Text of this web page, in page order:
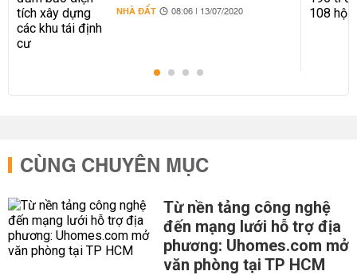
NHÀ ĐẤT 08:06 | 13/07/2020
CÙNG CHUYÊN MỤC
Từ nền tảng công nghệ
đến mạng lưới hỗ trợ địa
phương: Uhomes.com mở
văn phòng tại TP HCM